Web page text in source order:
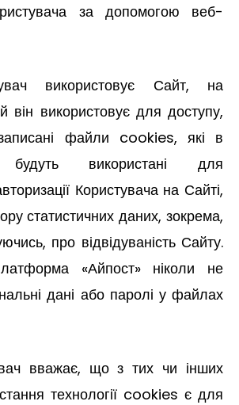
за допомогою веб-
використовує Сайт, на
він використовує для доступу,
файли cookies, які в
будуть використані для
Користувача на Сайті,
статистичних даних, зокрема,
про відвідуваність Сайту.
«Айпост» ніколи не
дані або паролі у файлах
вважає, що з тих чи інших
технології cookies є для